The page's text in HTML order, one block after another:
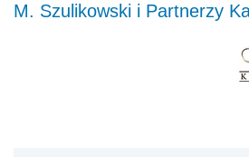
M. Szulikowski i Partnerzy